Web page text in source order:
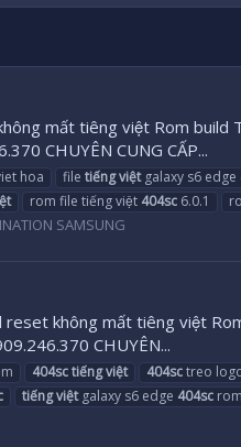
mất tiêng việt Rom build
CHUYÊN CUNG CẤP...
hoa file tiếngviệtgalaxy s6 edge
rom file tiếng việt 404sc 6.0.1
SAMSUNG
không mất tiêng việt
CHUYÊN...
404sctiếngviệt 404sctreo
tiếngviệtgalaxy s6 edge 404sc rom